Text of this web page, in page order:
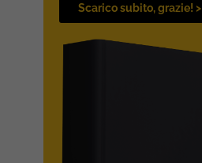
Scarico subito, grazie! >